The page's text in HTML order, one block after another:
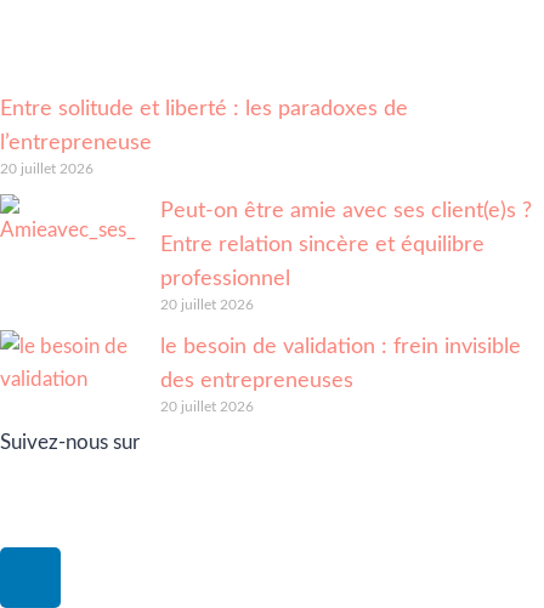
Entre solitude et liberté : les paradoxes de
l’entrepreneuse
20 juillet 2026
Peut-on être amie avec ses client(e)s ?
Entre relation sincère et équilibre
professionnel
20 juillet 2026
le besoin de validation : frein invisible
des entrepreneuses
20 juillet 2026
Suivez-nous sur